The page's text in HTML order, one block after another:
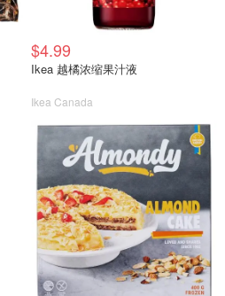
$4.99
Ikea 越橘浓缩果汁液
Ikea Canada